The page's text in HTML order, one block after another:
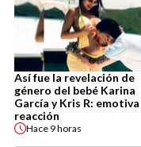
Así fue la revelación de
género del bebé Karina
García y Kris R: emotiva
reacción
Hace 9 horas